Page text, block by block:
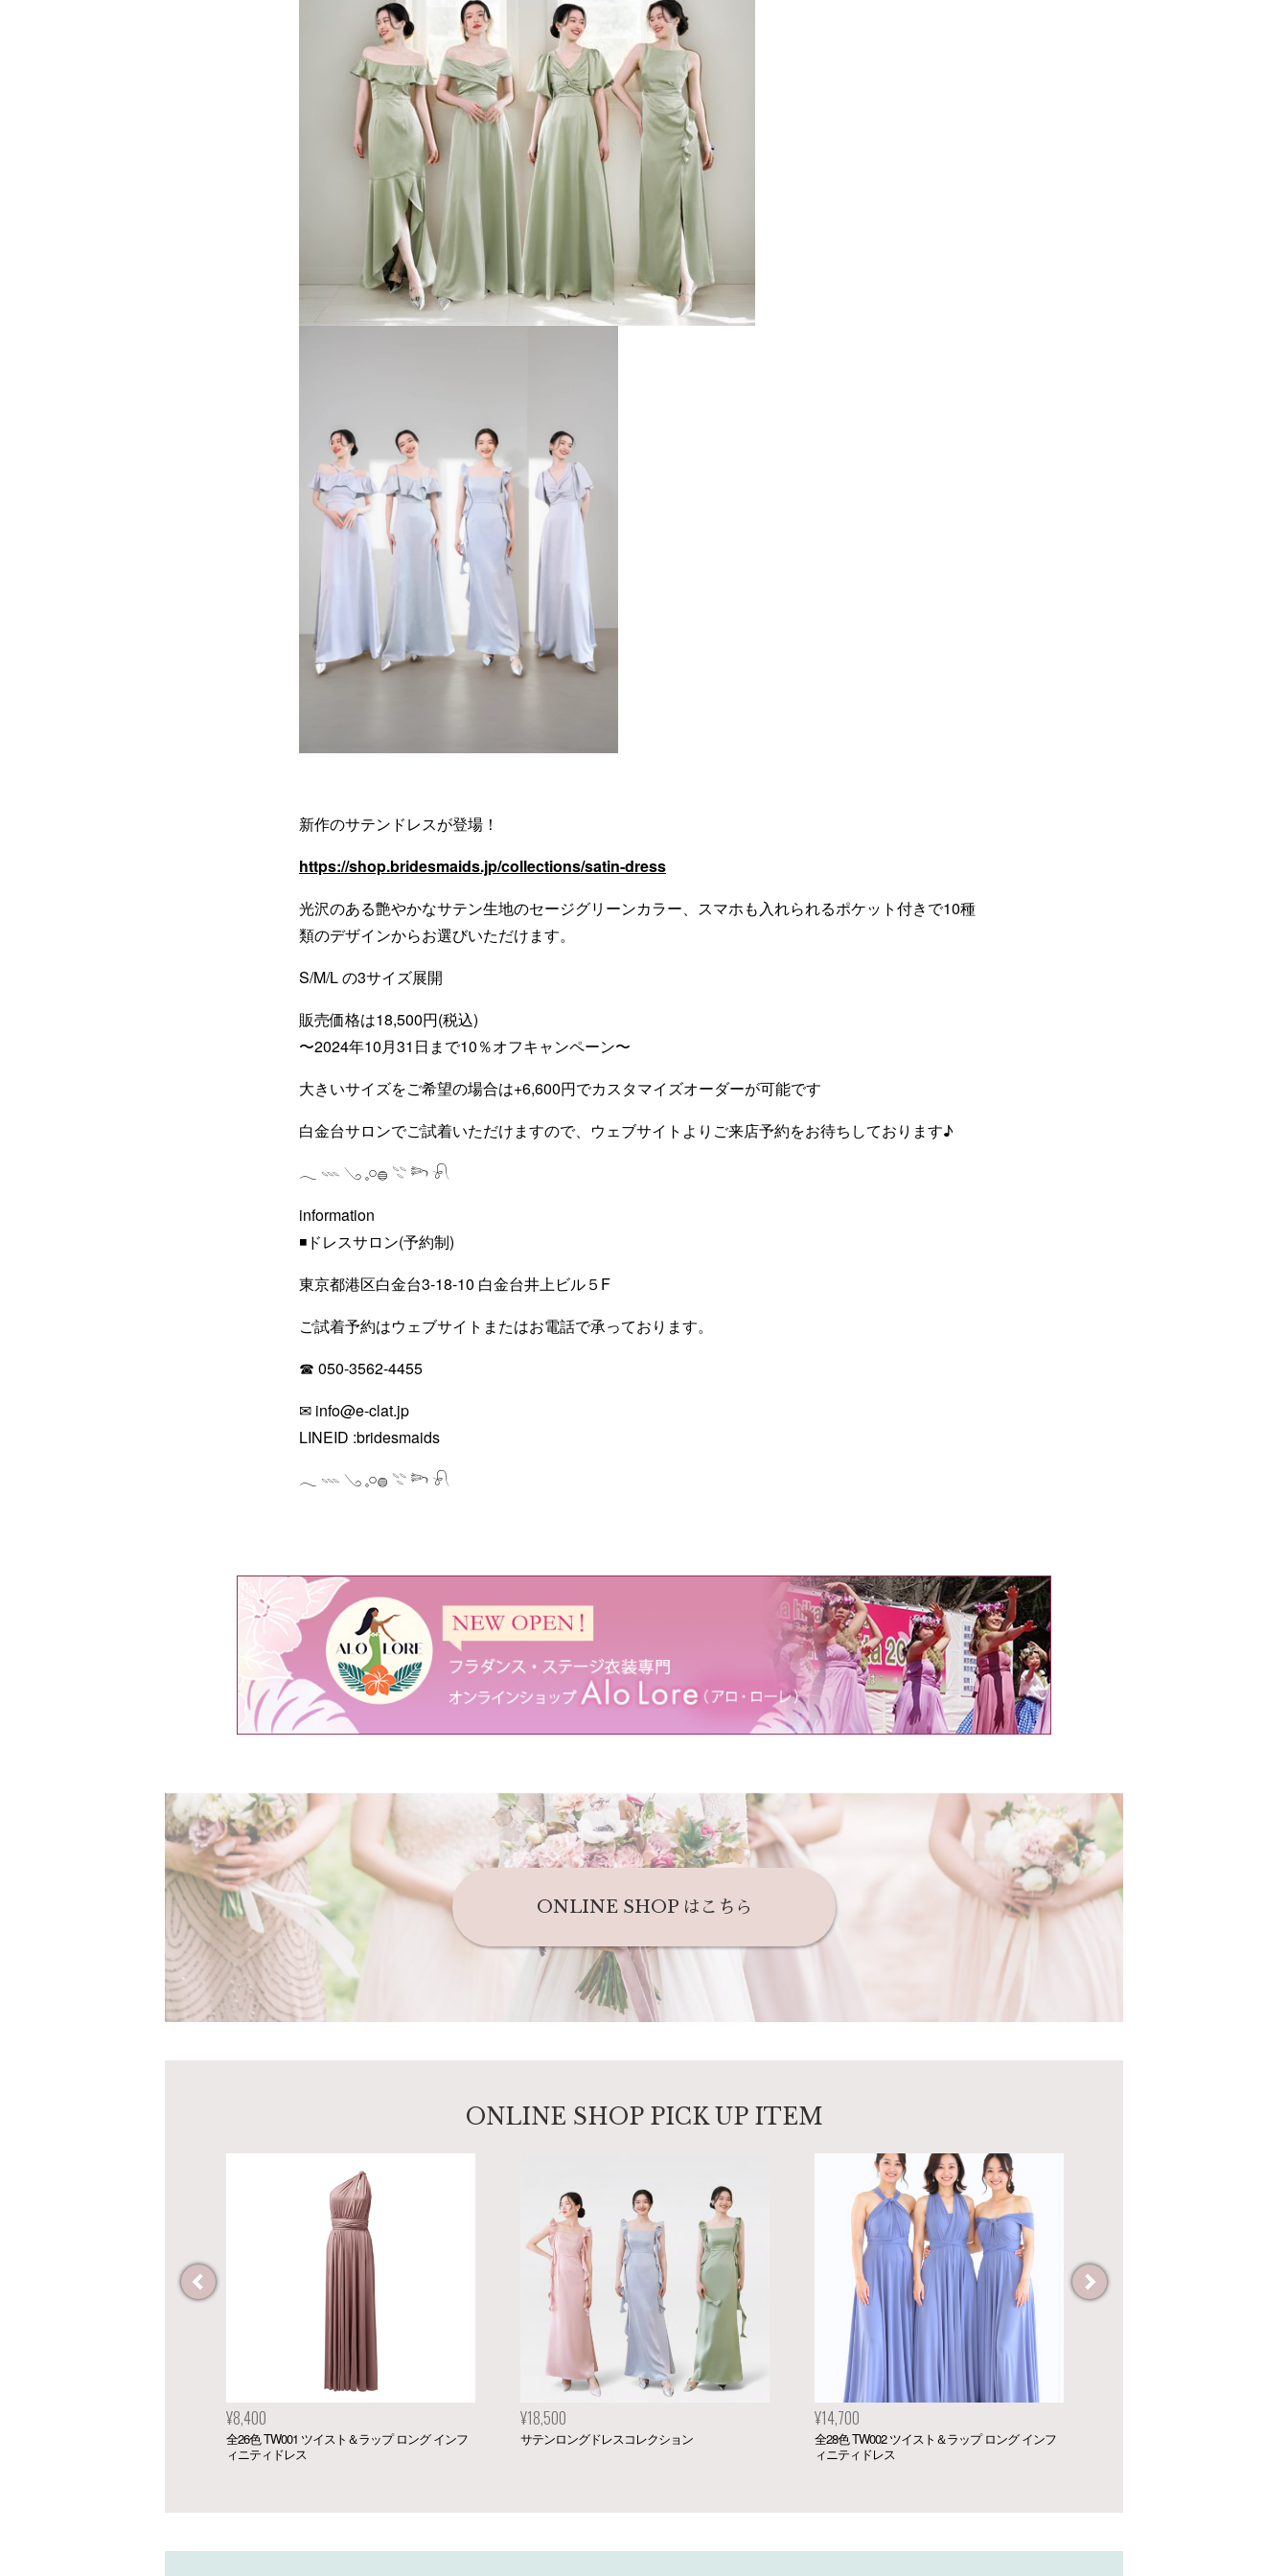
新作のサテンドレスが登場！
https://shop.bridesmaids.jp/collections/satin-dress
光沢のある艶やかなサテン生地のセージグリーンカラー、スマホも入れられるポケット付きで10種
類のデザインからお選びいただけます。
S/M/L の3サイズ展開
販売価格は18,500円(税込)
〜2024年10月31日まで10％オフキャンペーン〜
大きいサイズをご希望の場合は+6,600円でカスタマイズオーダーが可能です
白金台サロンでご試着いただけますので、ウェブサイトよりご来店予約をお待ちしております♪
𓂃 𓇠 𓂅 𓈒𓏸𓐍 𓇢 𓆸 𓍯
information
◾️ドレスサロン(予約制)
東京都港区白金台3-18-10 白金台井上ビル５F
ご試着予約はウェブサイトまたはお電話で承っております。
☎︎ 050-3562-4455
✉︎ info@e-clat.jp
LINEID :bridesmaids
𓂃 𓇠 𓂅 𓈒𓏸𓐍 𓇢 𓆸 𓍯
ONLINE SHOP はこちら
ONLINE SHOP PICK UPITEM
¥18,500
サテンロングドレスコレクション
¥14,700
全28色 TW002 ツイスト＆ラップ ロング インフ
¥34,900~
Chelsea Designs フルオーダードレス